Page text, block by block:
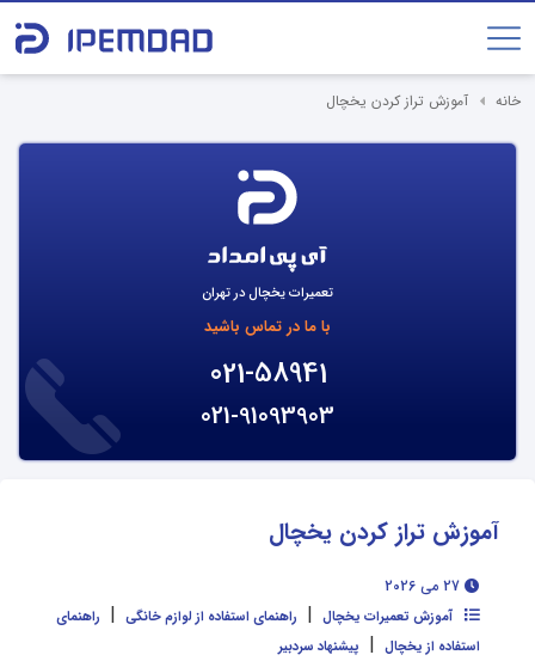
خانه آموزش تراز کردن یخچال
تعمیرات یخچال در تهران
با ما در تماس باشید
021-58941
021-91093903
آموزش تراز کردن یخچال
آموزش تعمیرات یخچال | راهنمای استفاده از لوازم خانگی | راهنمای
استفاده از یخچال | پیشنهاد سردبیر